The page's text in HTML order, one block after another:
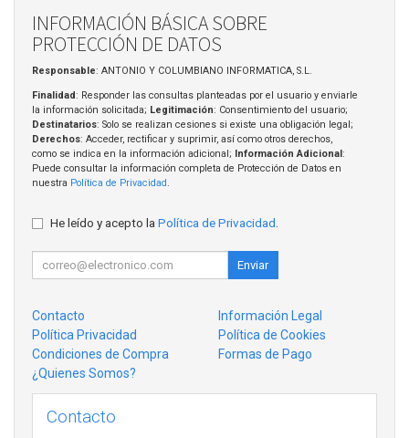
INFORMACIÓN BÁSICA SOBRE
PROTECCIÓN DE DATOS
Responsable: ANTONIO Y COLUMBIANO INFORMATICA, S.L.
Finalidad: Responder las consultas planteadas por el usuario y enviarle
la información solicitada; Legitimación: Consentimiento del usuario;
Destinatarios: Solo se realizan cesiones si existe una obligación legal;
Derechos: Acceder, rectificar y suprimir, así como otros derechos,
como se indica en la información adicional; Información Adicional:
Puede consultar la información completa de Protección de Datos en
nuestra Política de Privacidad.
He leído y acepto la Política de Privacidad
Enviar
Contacto
Información Legal
Política Privacidad
Política de Cookies
Condiciones de Compra
Formas de Pago
¿Quienes Somos?
Contacto